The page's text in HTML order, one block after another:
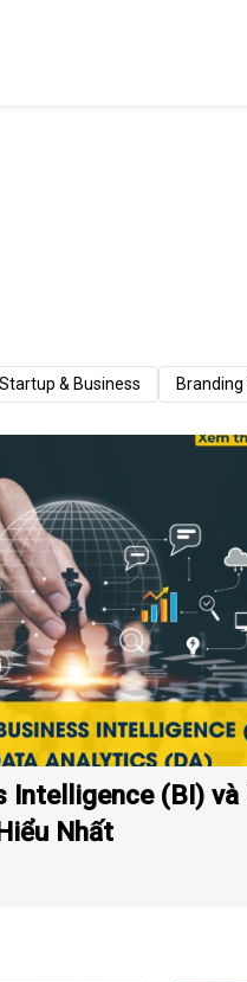
Startup & Business
Intelligence (BI) và
Nhất